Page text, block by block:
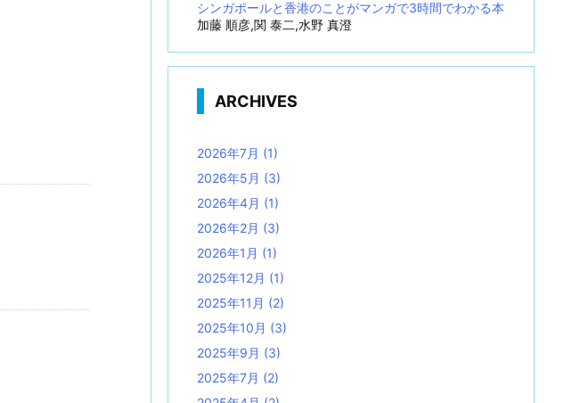
シンガポールと香港のことがマンガで3時間でわかる本
加藤 順彦,関 泰二,水野 真澄
ARCHIVES
2026年7月 (1)
2026年5月 (3)
2026年4月 (1)
2026年2月 (3)
2026年1月 (1)
2025年12月 (1)
2025年11月 (2)
2025年10月 (3)
2025年9月 (3)
2025年7月 (2)